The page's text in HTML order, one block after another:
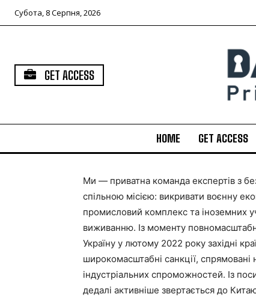
Субота, 8 Серпня, 2026
GET ACCESS
HOME GET ACCESS
Ми — приватна команда експертів з
спільною місією: викривати воєнну
промисловий комплекс та іноземних
виживанню. Із моменту
Україну у лютому 2022 року західні
широкомасштабні санкції, спрямовані
індустріальних спроможностей. Із
дедалі активніше звертається до